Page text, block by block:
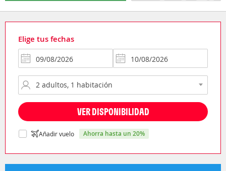
Elige tus fechas
VER DISPONIBILIDAD
Añadir vuelo ahorra hasta un 20%